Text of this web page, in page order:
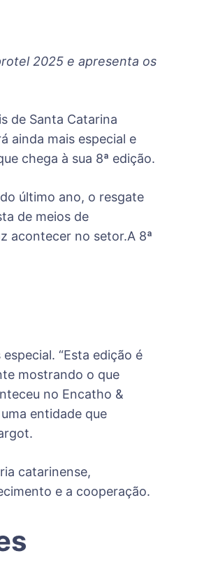
2025 e apresenta os
de Santa Catarina
ainda mais especial e
chega à sua 8ª edição.
último ano, o resgate
de meios de
acontecer no setor.A 8ª
“Esta edição é
mostrando o que
no Encatho &
entidade que
catarinense,
e a cooperação.